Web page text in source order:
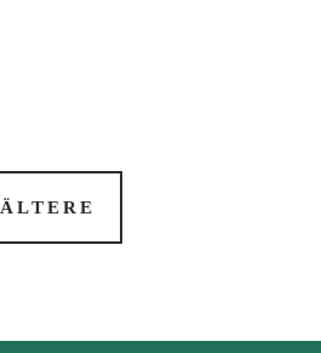
ÄLTERE